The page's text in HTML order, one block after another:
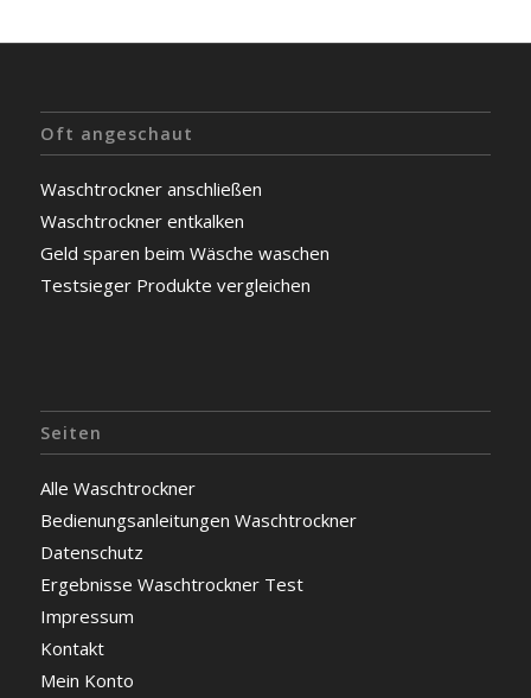
Oft angeschaut
Waschtrockner anschließen
Waschtrockner entkalken
Geld sparen beim Wäsche waschen
Testsieger Produkte vergleichen
Seiten
Alle Waschtrockner
Bedienungsanleitungen Waschtrockner
Datenschutz
Ergebnisse Waschtrockner Test
Impressum
Kontakt
Mein Konto